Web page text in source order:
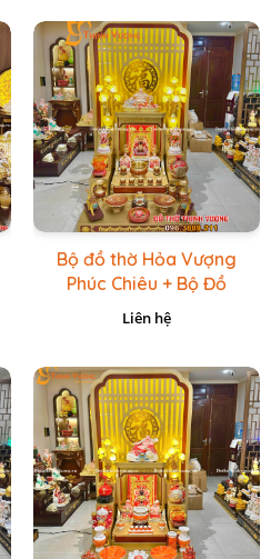
Bộ đồ thờ Hỏa Vượng
Phúc Chiêu + Bộ Đồ
Thờ Đá Đỏ Bọc Đồng
Cao cấp
Liên hệ